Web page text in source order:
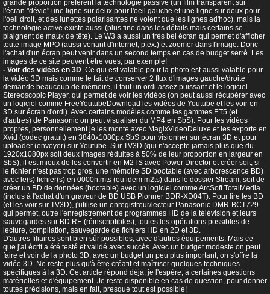
grande proportion préfèrent la technologie passive (un film transparent sur
l'écran "dévie" une ligne sur deux pour l'oeil gauche et une ligne sur deux pour
l'oeil droit, et des lunettes polarisantes ne voient que les lignes ad'hoc), mais la
technologie active existe aussi (plus fine dans les détails mais certains se
plaignent de maux de tête). Le W3 a aussi un très bel écran qui permet d'afficher
toute image MPO (aussi venant d'internet, p.ex.) et zoomer dans l'image. Donc
l'achat d'un écran peut venir dans un second temps en cas de budget serré. Les
images de ce site peuvent être vues, par exemple!
- Voir des vidéos en 3D. Ce qui est valable pour la photo est aussi valable pour
la vidéo 3D mais comme le fait de conserver 2 flux d'images gauche/droite
demande beaucoup de mémoire, il faut un ordi assez puissant et le logiciel
Stereoscopic Player, qui permet de voir les vidéos (on peut aussi récupérer avec
un logiciel comme FreeYoutubeDownload les vidéos de Youtube et les voir en
3D sur écran d'ordi). Avec certains modèles comme les gammes ET5 (et
d'autres) de Panasonic on peut visualiser du MP4 en SbS). Pour les vidéos
propres, personnellement je les monte avec MagixVideoDeluxe et les exporte en
Xvid (codec gratuit) en 3840x1080px SbS pour visionner sur écran 3D et pour
uploader (envoyer) sur Youtube. Sur TV3D (qui n'accepte jamais plus que du
1920x1080px soit deux images réduites à 50% de leur proportion en largeur en
SbS), il est mieux de les convertir en M2TS avec Power Director et créer soit, si
le fichier n'est pas trop gros, une mémoire SD bootable (avec arborescence BD)
avec le(s) fichier(s) en 0000n.mts (ou idem m2ts) dans le dossier Stream, soit de
créer un BD de données (bootable) avec un logiciel comme ArcSoft TotalMedia
(inclus à l'achat d'un graveur de BD USB Pionner BDR-XD04T). Pour lire les BD
(et les voir sur TV3D), j'utilise un enregistreur/lecteur Panasonic DMR-BCT729
qui permet, outre l'enregistrement de programmes HD de la télévision et leurs
sauvegardes sur BD RE (réinscriptibles), toutes les opérations possibles de
lecture, compilation, sauvegarde de fichiers HD en 2D et 3D.
D'autres filiaires sont bien sûr possibles, avec d'autres équipements. Mais ce
que j'ai écrit a été testé et validé avec succès. Avec un budget modeste on peut
faire et voir de la photo 3D; avec un budget un peu plus important, on s'offre la
vidéo 3D. Ne reste plus qu'à être créatif et maîtriser quelques techniques
spécifiques à la 3D. Cet article répond déjà, je l'espère, à certaines questions
matérielles et d'équipement. Je reste disponible en cas de question, pour donner
toutes précisions, mais en fait, presque tout est possible!